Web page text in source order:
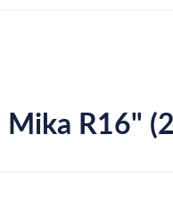
Mika R16"